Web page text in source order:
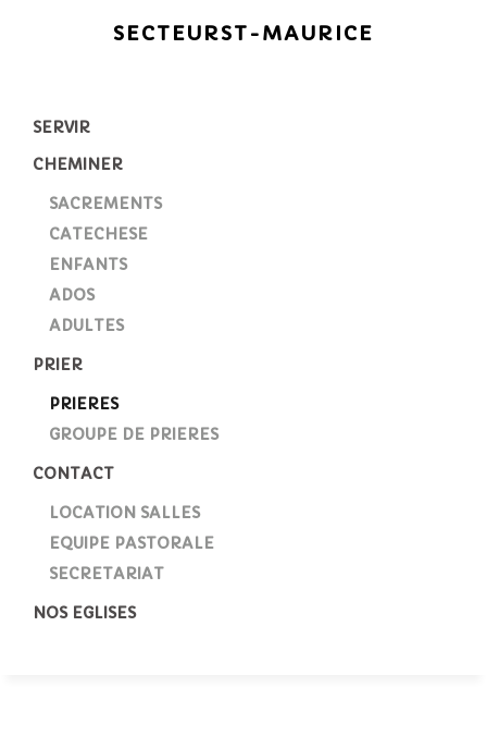
SECTEURST-MAURICE
SERVIR
CHEMINER
SACREMENTS
CATECHESE
ENFANTS
ADOS
ADULTES
PRIER
PRIERES
GROUPE DE PRIERES
CONTACT
LOCATION SALLES
EQUIPE PASTORALE
SECRETARIAT
NOS EGLISES